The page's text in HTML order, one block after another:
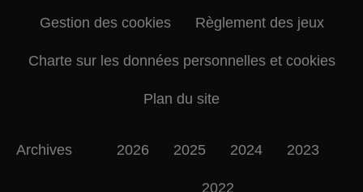
Gestion des cookies Règlement des jeux
Charte sur les données personnelles et cookies
Plan du site
Archives 2026 2025 2024 2023
2022